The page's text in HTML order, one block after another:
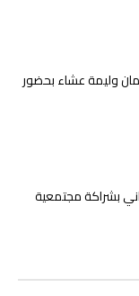
وليمة عشاء بحضور
بشراكة مجتمعية